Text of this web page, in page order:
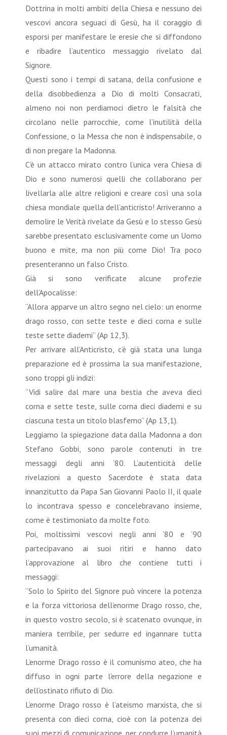
Dottrina in molti ambiti della Chiesa e nessuno dei
vescovi ancora seguaci di Gesù, ha il coraggio di
esporsi per manifestare le eresie che si diffondono
e ribadire l’autentico messaggio rivelato dal
Signore.
Questi sono i tempi di satana, della confusione e
della disobbedienza a Dio di molti Consacrati,
almeno noi non perdiamoci dietro le falsità che
circolano nelle parrocchie, come l’inutilità della
Confessione, o la Messa che non è indispensabile, o
di non pregare la Madonna.
C’è un attacco mirato contro l’unica vera Chiesa di
Dio e sono numerosi quelli che collaborano per
livellarla alle altre religioni e creare così una sola
chiesa mondiale quella dell’anticristo! Arriveranno a
demolire le Verità rivelate da Gesù e lo stesso Gesù
sarebbe presentato esclusivamente come un Uomo
buono e mite, ma non più come Dio! Tra poco
presenteranno un falso Cristo.
Già si sono verificate alcune profezie
dell’Apocalisse:
“Allora apparve un altro segno nel cielo: un enorme
drago rosso, con sette teste e dieci corna e sulle
teste sette diademi” (Ap 12,3).
Per arrivare all’Anticristo, c’è già stata una lunga
preparazione ed è prossima la sua manifestazione,
sono troppi gli indizi:
“Vidi salire dal mare una bestia che aveva dieci
corna e sette teste, sulle corna dieci diademi e su
ciascuna testa un titolo blasfemo” (Ap 13,1).
Leggiamo la spiegazione data dalla Madonna a don
Stefano Gobbi, sono parole contenuti in tre
messaggi degli anni ‘80. L’autenticità delle
rivelazioni a questo Sacerdote è stata data
innanzitutto da Papa San Giovanni Paolo II, il quale
lo incontrava spesso e concelebravano insieme,
come è testimoniato da molte foto.
Poi, moltissimi vescovi negli anni ‘80 e ‘90
partecipavano ai suoi ritiri e hanno dato
l’approvazione al libro che contiene tutti i
messaggi:
“Solo lo Spirito del Signore può vincere la potenza
e la forza vittoriosa dell’enorme Drago rosso, che,
in questo vostro secolo, si è scatenato ovunque, in
maniera terribile, per sedurre ed ingannare tutta
l’umanità.
L’enorme Drago rosso è il comunismo ateo, che ha
diffuso in ogni parte l’errore della negazione e
dell’ostinato rifiuto di Dio.
L’enorme Drago rosso è l’ateismo marxista, che si
presenta con dieci corna, cioè con la potenza dei